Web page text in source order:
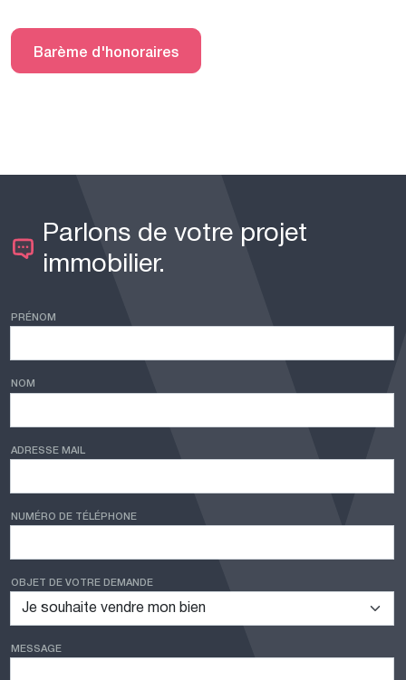
Barème d'honoraires
Parlons de votre projet
immobilier.
PRÉNOM
NOM
ADRESSE MAIL
NUMÉRO DE TÉLÉPHONE
OBJET DE VOTRE DEMANDE
MESSAGE